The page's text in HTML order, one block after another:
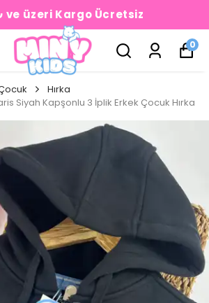
ve üzeri Kargo Ücretsiz
0
Hırka
Siyah Kapşonlu 3 İplik Erkek Çocuk Hırka